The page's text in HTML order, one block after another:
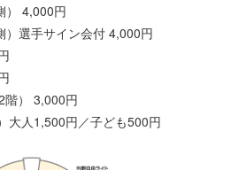
） 4,000円
）選手サイン会付 4,000円
階） 3,000円
大人1,500円／子ども500円